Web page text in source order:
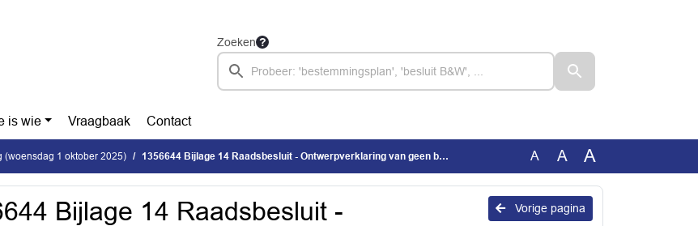
Zoeken
is wie Vraagbaak Contact
(woensdag 1 oktober 2025) 1356644 Bijlage 14 Raadsbesluit - Ontwerpverklaring van geen bedenkingen voor de realisatie van Windpark A15 Lingewaard_geanonimiseerd A A A
Vorige pagina
Bijlage 14 Raadsbesluit -